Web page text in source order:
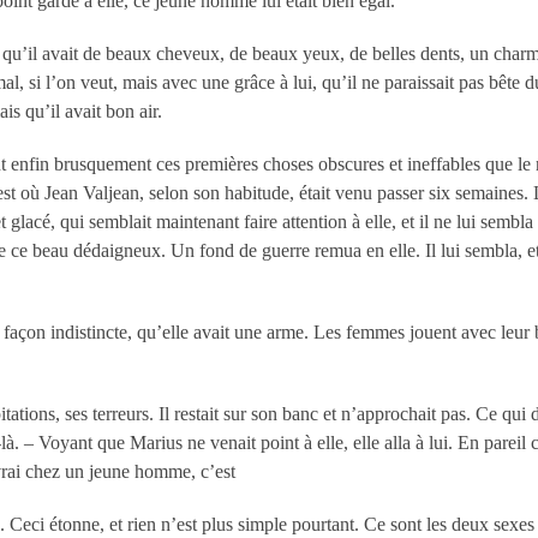
avait de beaux cheveux, de beaux yeux, de belles dents, un
si l’on veut, mais avec une grâce à lui, qu’il ne paraissait pas bête
qu’il avait bon air.
brusquement ces premières choses obscures et ineffables que
où Jean Valjean, selon son habitude, était venu passer six
qui semblait maintenant faire attention à elle, et il ne lui
beau dédaigneux. Un fond de guerre remua en elle. Il lui sembla,
indistincte, qu’elle avait une arme. Les femmes jouent avec
ses terreurs. Il restait sur son banc et n’approchait pas. Ce
– Voyant que Marius ne venait point à elle, elle alla à lui. En pareil
chez un jeune homme, c’est
étonne, et rien n’est plus simple pourtant. Ce sont les deux